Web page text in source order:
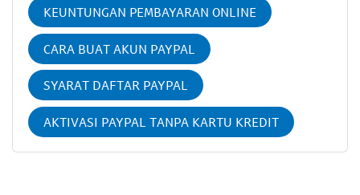
KEUNTUNGAN PEMBAYARAN ONLINE
CARA BUAT AKUN PAYPAL
SYARAT DAFTAR PAYPAL
AKTIVASI PAYPAL TANPA KARTU KREDIT